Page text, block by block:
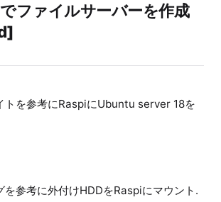
ファイルサーバーを作成
トを参考にRaspiにUbuntu server 18を
を参考に外付けHDDをRaspiにマウント.